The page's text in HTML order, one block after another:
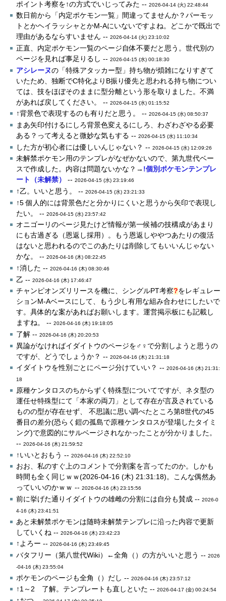
ポイント考察を↑の方式でいじってみた --2026-04-14 (火) 22:48:44
数日前から「内定ポケモン一覧」間違ってませんか？パーモッ
トとかヘイラッシャとかM-Aにいないですよね。どこかで既出で
理由があるならすいません --2026-04-14 (火) 23:10:02
正直、内定ポケモン一覧のページ自体不要だと思う。世代別の
ページを見れば事足りるし --2026-04-15 (水) 00:18:30
アシレーヌの「特殊アタッカー型」持ち物が煩雑になりすぎて
いたため、独断でC特化よりB振り優先と思われる持ち物につい
ては、技をほぼそのままに型分離という形を取りました。不満
があれば戻してください。 --2026-04-15 (水) 01:15:52
↑背景色で表現するのも有りだと思う。 --2026-04-15 (水) 08:50:37
まあ矢印付けるにしろ背景色変えるにしろ、わざわざやる必要
ある？って考えると微妙な気もする --2026-04-15 (水) 11:10:34
した方が初心者には優しいんじゃない？ --2026-04-15 (水) 12:09:26
未解禁ポケモン用のテンプレがなぜかないので、第九世代ベー
スで作成した。内容は問題ないかな？→ !個別ポケモンテンプレ
ート（未解禁）
--2026-04-15 (水) 23:19:46
↑乙。いいと思う。 --2026-04-15 (水) 23:21:33
↑5 個人的には背景色だと分かりにくいと思うから矢印で表現し
たい。 --2026-04-15 (水) 23:57:42
オニゴーリのページ見たけど情報が第一候補の技構成があまり
にも古過ぎる（恩返し採用）。もう恩返しややつあたりの復活
はないと思われるのでこのあたりは削除してもいいんじゃない
かな。 --2026-04-16 (木) 08:22:45
↑消した --2026-04-16 (木) 08:30:46
乙 --2026-04-16 (木) 17:46:47
チャンピオンズリリースを機に、 シングルPT考察?をレギュレー
ションM-Aベースにして、もう少し有用な組み合わせにしたいで
す。具体的な案があればお願いします。運営掲示板にも記載し
ますね。 --2026-04-16 (木) 19:18:05
了解 --2026-04-16 (木) 20:20:53
異論がなければイダイトウのページを♂♀で分割しようと思うの
ですが、どうでしょうか？ --2026-04-16 (木) 21:31:18
イダイトウを性別ごとにページ分けていい？ --2026-04-16 (木) 21:31:
18
原種ケンタロスのちからずく特殊型についてですが、ネタ型の
運任せ特殊型にて「本家の両刀」として存在が言及されている
ものの型が存在せず、 不思議に思い調べたところ第8世代の45
番目の差分(恐らく鎧の孤島で原種ケンタロスが登場したタイミ
ング)で意図的にサルベージされなかったことが分かりました。
--2026-04-16 (木) 21:59:52
↑いいとおもう --2026-04-16 (木) 22:52:10
おお、私のすぐ上のコメントで分割案を言ってたのか。しかも
時間も全く同じｗｗ(2026-04-16 (木) 21:31:18)。こんな偶然あ
っていいのかｗｗ --2026-04-16 (木) 23:15:56
前に挙げた通りイダイトウの雄雌の分割には自分も賛成 --2026-0
4-16 (木) 23:41:51
あと未解禁ポケモンは随時未解禁テンプレに沿った内容で更新
していくね --2026-04-16 (木) 23:42:23
↑よろー --2026-04-16 (木) 23:49:45
バタフリー（第八世代Wiki）←全角（）の方がいいと思う --2026
-04-16 (木) 23:55:04
ポケモンのページも全角（）だし --2026-04-16 (木) 23:57:12
↑1～2 了解。テンプレートも直しといた --2026-04-17 (金) 00:24:54